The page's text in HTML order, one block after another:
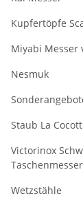
Kupfertöpfe
Miyabi Messer
Nesmuk
Staub La
Victorinox
Taschenmesser
Wetzstähle